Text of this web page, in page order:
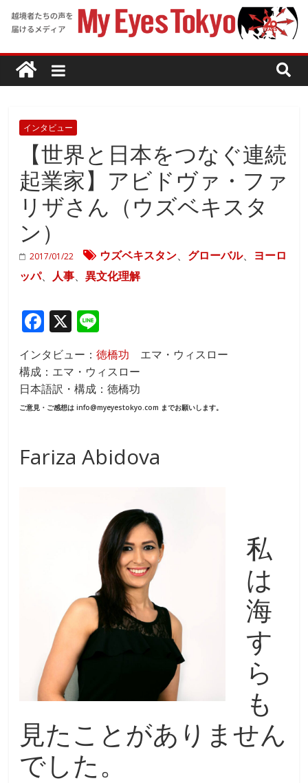
インタビュー
【世界と日本をつなぐ連続
起業家】アビドヴァ・ファ
リザさん（ウズベキスタ
ン）
2017/01/22 ウズベキスタン、 グローバル、 ヨーロ
ッパ、 人事、異文化理解
F
ac
e
b
o
k
X
n
e
インタビュー：徳橋功 エマ・ウィスロー
構成：エマ・ウィスロー
日本語訳・構成：徳橋功
ご意見・ご感想は info@myeyestokyo.com までお願いします。
Fariza Abidova
私
は
海
す
ら
も
見たことがありません
でした。